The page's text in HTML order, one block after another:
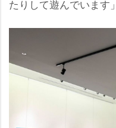
たりして遊んでいます」